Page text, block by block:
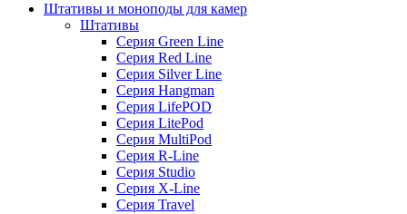
Штативы и моноподы для камер
Штативы
Серия Green Line
Серия Red Line
Серия Silver Line
Серия Hangman
Серия LifePOD
Серия LitePod
Серия MultiPod
Серия R-Line
Серия Studio
Серия X-Line
Серия Travel